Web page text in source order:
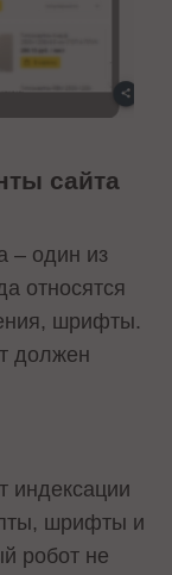
сайта
– один из
относятся
шрифты.
должен
индексации
шрифты и
робот не